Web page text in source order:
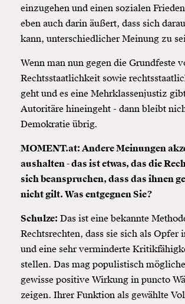
einzugehen und einen sozialen
eben auch darin äußert, dass sich
kann, unterschiedlicher Meinung zu
Wenn man nun gegen die Grundfeste
Rechtsstaatlichkeit sowie
geht und es eine Mehrklassenjustiz
Autoritäre hineingeht - dann bleibt
Demokratie übrig.
MOMENT.at: Andere Meinungen
aushalten - das ist etwas, das die
sich beanspruchen, dass das ihnen
nicht gilt. Was entgegnen Sie?
Schulze: Das ist eine bekannte
Rechtsrechten, dass sie sich als Opfer
und eine sehr verminderte
stellen. Das mag populistisch
gewisse positive Wirkung in puncto
zeigen. Ihrer Funktion als gewählte